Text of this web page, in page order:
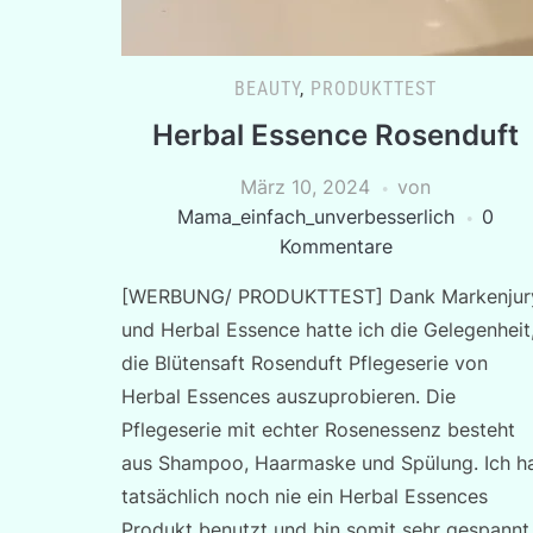
BEAUTY, PRODUKTTEST
Herbal Essence Rosenduft
März 10, 2024
von
Mama_einfach_unverbesserlich
0
Kommentare
[WERBUNG/ PRODUKTTEST] Dank
und Herbal Essence hatte ich die Gelegenheit,
die Blütensaft Rosenduft Pflegeserie von
Herbal Essences auszuprobieren. Die
Pflegeserie mit echter Rosenessenz besteht
aus Shampoo, Haarmaske und Spülung. Ich
tatsächlich noch nie ein Herbal Essences